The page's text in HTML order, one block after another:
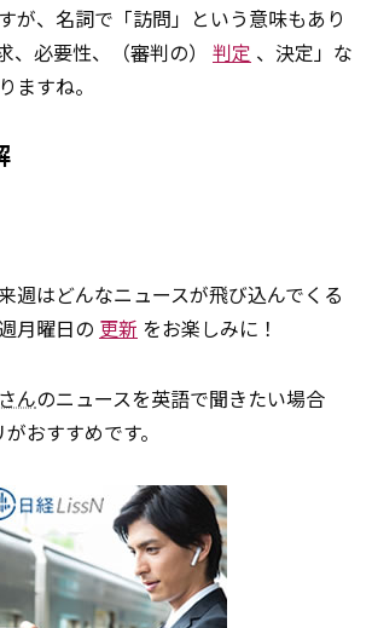
が、名詞で「訪問」という意味もあり
、必要性、（審判の） 判定 、決定」な
ますね。
週はどんなニュースが飛び込んでくる
月曜日の 更新 をお楽しみに！
んのニュースを英語で聞きたい場合
おすすめです。